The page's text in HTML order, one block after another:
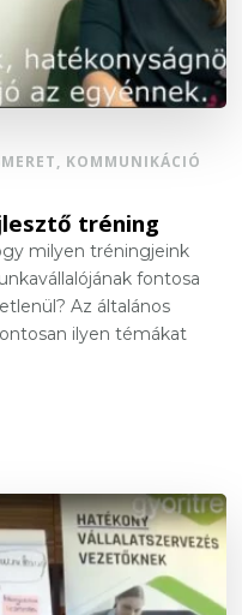
KOMMUNIKÁCIÓ
tréning
milyen tréningjeink
fontosa
Az általános
ilyen témákat